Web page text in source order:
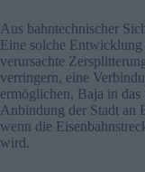
Aus bahntechnischer
Eine solche
verursachte
verringern, eine
ermöglichen, Baja in
Anbindung der Stadt an
wenn die
wird.